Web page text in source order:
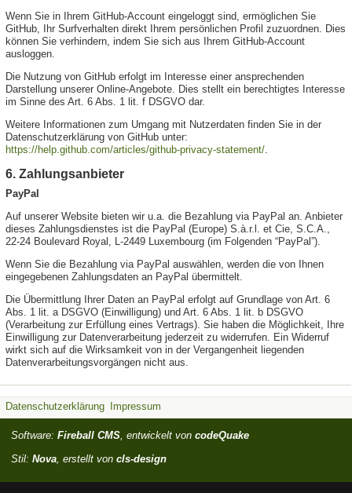
Wenn Sie in Ihrem GitHub-Account eingeloggt sind, ermöglichen Sie
GitHub, Ihr Surfverhalten direkt Ihrem persönlichen Profil zuzuordnen. Dies
können Sie verhindern, indem Sie sich aus Ihrem GitHub-Account
ausloggen.
Die Nutzung von GitHub erfolgt im Interesse einer ansprechenden
Darstellung unserer Online-Angebote. Dies stellt ein berechtigtes Interesse
im Sinne des Art. 6 Abs. 1 lit. f DSGVO dar.
Weitere Informationen zum Umgang mit Nutzerdaten finden Sie in der
Datenschutzerklärung von GitHub unter:
https://help.github.com/articles/github-privacy-statement/
6. Zahlungsanbieter
PayPal
Auf unserer Website bieten wir u.a. die Bezahlung via PayPal an. Anbieter
dieses Zahlungsdienstes ist die PayPal (Europe) S.à.r.l. et Cie, S.C.A.,
22-24 Boulevard Royal, L-2449 Luxembourg (im Folgenden “PayPal”).
Wenn Sie die Bezahlung via PayPal auswählen, werden die von Ihnen
eingegebenen Zahlungsdaten an PayPal übermittelt.
Die Übermittlung Ihrer Daten an PayPal erfolgt auf Grundlage von Art. 6
Abs. 1 lit. a DSGVO (Einwilligung) und Art. 6 Abs. 1 lit. b DSGVO
(Verarbeitung zur Erfüllung eines Vertrags). Sie haben die Möglichkeit, Ihre
Einwilligung zur Datenverarbeitung jederzeit zu widerrufen. Ein Widerruf
wirkt sich auf die Wirksamkeit von in der Vergangenheit liegenden
Datenverarbeitungsvorgängen nicht aus.
Datenschutzerklärung Impressum
Software: Fireball CMS, entwickelt von codeQuake
Stil: Nova, erstellt von cls-design